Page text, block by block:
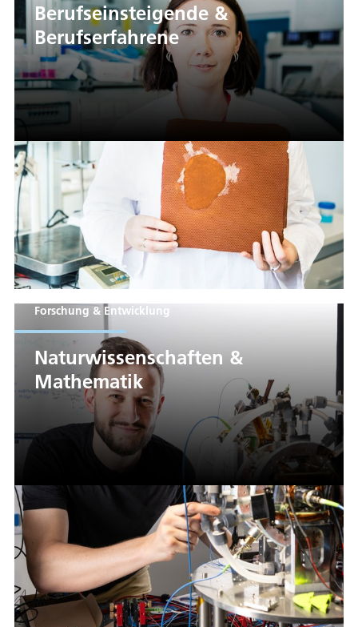
Berufseinsteigende &
Berufserfahrene
Forschung & Entwicklung
Naturwissenschaften &
Mathematik